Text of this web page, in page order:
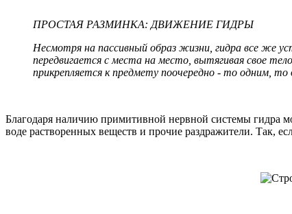
ПРОСТАЯ РАЗМИНКА: ДВИЖЕНИЕ ГИДРЫ
Несмотря на пассивный образ жизни, гидра все же
передвигается с места на место, вытягивая свое
прикрепляется к предмету поочередно - то одним, то
Благодаря наличию примитивной нервной системы гидра
воде растворенных веществ и прочие раздражители. Так,